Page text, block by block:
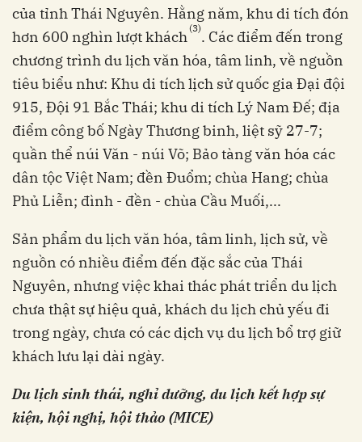
của tỉnh Thái Nguyên. Hằng năm, khu di tích đón
hơn 600 nghìn lượt khách (3). Các điểm đến trong
chương trình du lịch văn hóa, tâm linh, về nguồn
tiêu biểu như: Khu di tích lịch sử quốc gia Đại đội
915, Đội 91 Bắc Thái; khu di tích Lý Nam Đế; địa
điểm công bố Ngày Thương binh, liệt sỹ 27-7;
quần thể núi Văn - núi Võ; Bảo tàng văn hóa các
dân tộc Việt Nam; đền Đuổm; chùa Hang; chùa
Phủ Liễn; đình - đền - chùa Cầu Muối,...
Sản phẩm du lịch văn hóa, tâm linh, lịch sử, về
nguồn có nhiều điểm đến đặc sắc của Thái
Nguyên, nhưng việc khai thác phát triển du lịch
chưa thật sự hiệu quả, khách du lịch chủ yếu đi
trong ngày, chưa có các dịch vụ du lịch bổ trợ giữ
khách lưu lại dài ngày.
Du lịch sinh thái, nghỉ dưỡng, du lịch kết hợp sự
kiện, hội nghị, hội thảo (MICE)